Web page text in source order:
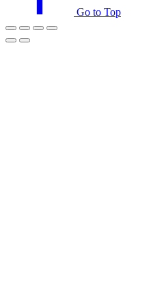
Go to Top